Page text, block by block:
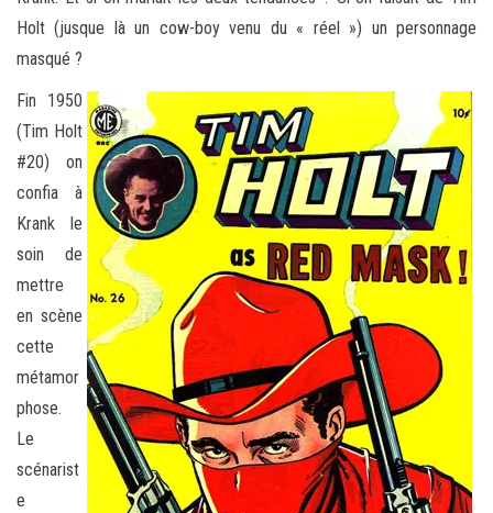
Holt (jusque là un cow-boy venu du « réel ») un personnage
masqué ?
Fin 1950
(Tim Holt
#20) on
confia à
Krank le
soin de
mettre
en scène
cette
métamor
phose.
Le
scénarist
e